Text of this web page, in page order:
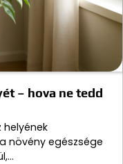
– hova ne tedd
helyének
növény egészsége